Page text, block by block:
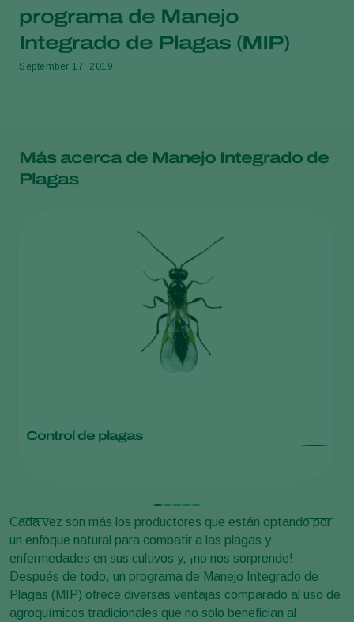
programa de Manejo
Integrado de Plagas (MIP)
September 17, 2019
Más acerca de Manejo Integrado de
Plagas
Control de plagas
Cada vez son más los productores que están optando por
un enfoque natural para combatir a las plagas y
enfermedades en sus cultivos y, ¡no nos sorprende!
Después de todo, un programa de Manejo Integrado de
Plagas (MIP) ofrece diversas ventajas comparado al uso de
agroquímicos tradicionales que no solo benefician al